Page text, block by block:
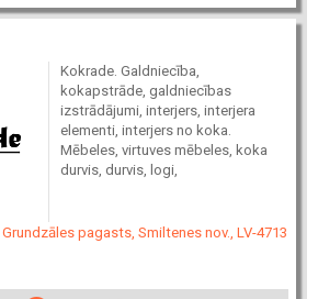
Kokrade. Galdniecība,
kokapstrāde, galdniecības
izstrādājumi, interjers, interjera
elementi, interjers no koka.
Mēbeles, virtuves mēbeles, koka
durvis, durvis, logi,
pagasts, Smiltenes nov., LV-4713